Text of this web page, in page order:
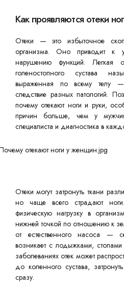
Как проявляются отеки
Отеки — это избыточное
организма. Оно приводит к
нарушению функций. Легкая
голеностопного сустава
выраженная по всему телу
следствие разных патологий.
почему отекают ноги и руки,
причин больше, чем у
специалиста и диагностика в
Отеки могут затронуть ткани
но чаще всего страдают
физическую нагрузку в
нижней точкой по отношению к
от естественного насоса —
возникает с лодыжками,
заболеваниях отек может
до коленного сустава,
сразу.